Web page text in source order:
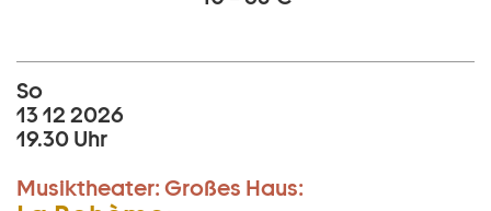
So
13 12 2026
19.30 Uhr
Musiktheater: Großes Haus: